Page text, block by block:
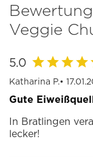
Veggie
5.0
Katharina P.•
Gute
In Bratlingen
lecker!